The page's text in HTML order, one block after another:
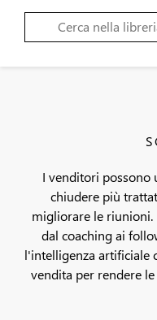
I venditori possono
chiudere più
migliorare le riunioni.
dal coaching ai
l'intelligenza artificiale
vendita per rendere